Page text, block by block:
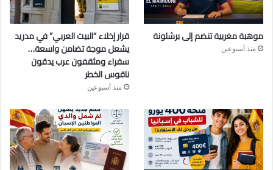
موهبة مغربية تنضم إلى برشلونة
منذ أسبوعين
قرار إخلاء “البيت العربي” في مدريد
يشعل موجة تضامن واسعة…
سفراء ومثقفون عرب يدقون
ناقوس الخطر
منذ أسبوعين